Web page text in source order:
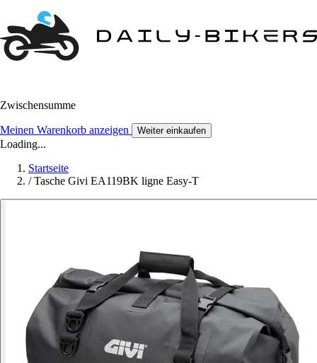
Zwischensumme
Meinen Warenkorb anzeigen Weiter einkaufen
Loading...
Startseite
/ Tasche Givi EA119BK ligne Easy-T